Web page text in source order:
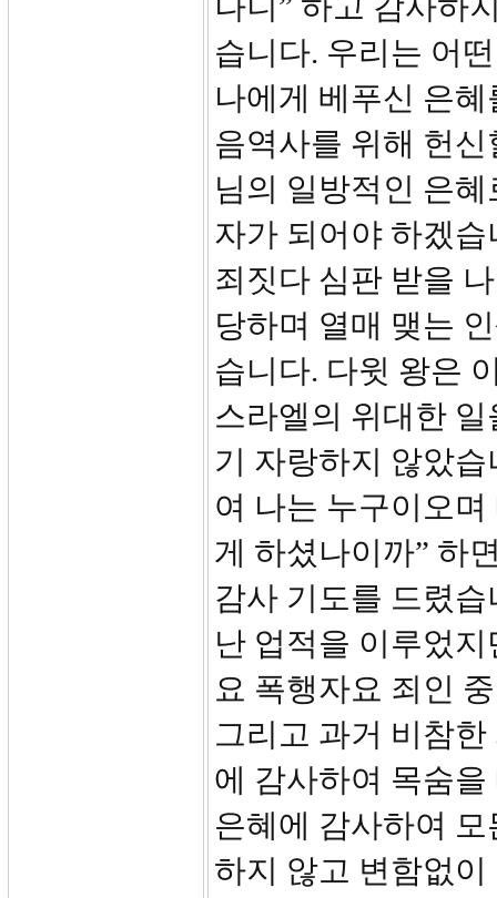
습니다. 우리는 어
나에게 베푸신 은
음역사를 위해 헌
님의 일방적인 은
자가 되어야 하겠
죄짓다 심판 받을
당하며 열매 맺는
습니다. 다윗 왕은
스라엘의 위대한
기 자랑하지 않았
여 나는 누구이오
게 하셨나이까” 하
감사 기도를 드렸
난 업적을 이루었
요 폭행자요 죄인
그리고 과거 비참
에 감사하여 목숨
은혜에 감사하여
하지 않고 변함없